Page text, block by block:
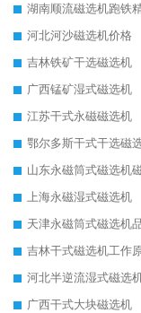
河北河沙磁选机价格
吉林铁矿干选磁选机
广西锰矿湿式磁选机
江苏干式永磁磁选机
鄂尔多斯干式干选磁
上海永磁湿式磁选机
天津永磁筒式磁选机
吉林干式磁选机工作
河北半逆流湿式磁选
广西干式大块磁选机